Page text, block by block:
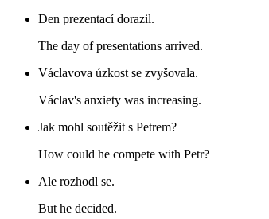
Den prezentací dorazil.
The day of presentations arrived.
Václavova úzkost se zvyšovala.
Václav's anxiety was increasing.
Jak mohl soutěžit s Petrem?
How could he compete with Petr?
Ale rozhodl se.
But he decided.